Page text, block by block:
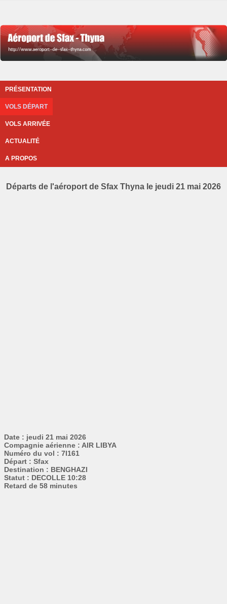
PRÉSENTATION
VOLS DÉPART
VOLS ARRIVÉE
ACTUALITÉ
A PROPOS
Départs de l'aéroport de Sfax Thyna le jeudi 21 mai 2026
Date : jeudi 21 mai 2026
Compagnie aérienne : AIR LIBYA
Numéro du vol : 7I161
Départ : Sfax
Destination : BENGHAZI
Statut : DECOLLE 10:28
Retard de 58 minutes